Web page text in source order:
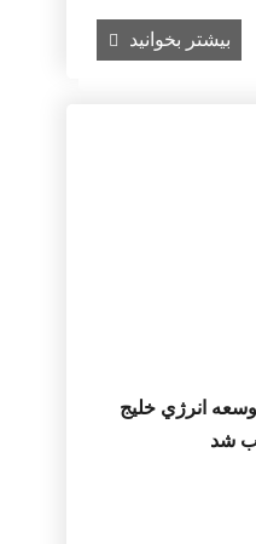
بیشتر بخوانید
انرژي خليج
شد